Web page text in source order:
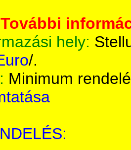
További
hely:
/.
Minimum